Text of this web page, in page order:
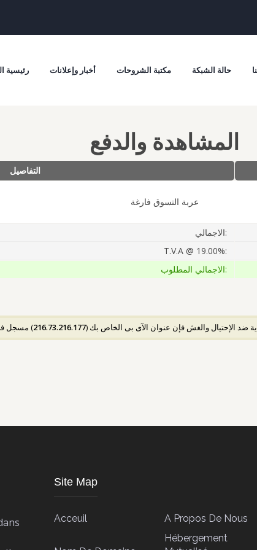
رئيسية أخبار وإعلانات مكتبة الشروحات حالة الشبكة
المشاهدة والدفع
التفاصيل
عربة التسوق فارغة
الاجمالي:
T.V.A @ 19.00%:
الاجمالي المطلوب:
ضد الإحتيال والغش فإن عنوان الآى بى الخاص بك (216.73.216.177) مسجل
Site Map
Acceuil A Propos De Nous
Hébergement